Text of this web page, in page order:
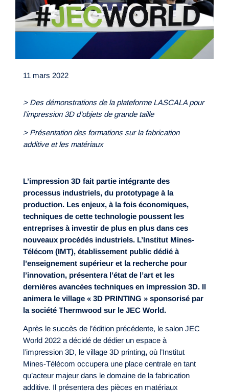
11 mars 2022
> Des démonstrations de la plateforme LASCALA pour
l’impression 3D d’objets de grande taille
> Présentation des formations sur la fabrication
additive et les matériaux
L’impression 3D fait partie intégrante des
processus industriels, du prototypage à la
production. Les enjeux, à la fois économiques,
techniques de cette technologie poussent les
entreprises à investir de plus en plus dans ces
nouveaux procédés industriels. L’Institut Mines-
Télécom (IMT), établissement public dédié à
l’enseignement supérieur et la recherche pour
l’innovation, présentera l’état de l’art et les
dernières avancées techniques en impression 3D. Il
animera le village « 3D PRINTING » sponsorisé par
la société Thermwood sur le JEC World.
Après le succès de l’édition précédente, le salon JEC
World 2022 a décidé de dédier un espace à
l’impression 3D, le village 3D printing, où l’Institut
Mines-Télécom occupera une place centrale en tant
qu’acteur majeur dans le domaine de la fabrication
additive. Il présentera des pièces en matériaux